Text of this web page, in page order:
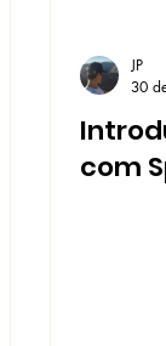
com
JP
30